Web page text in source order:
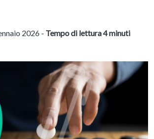
2026 - Tempo di lettura 4 minuti